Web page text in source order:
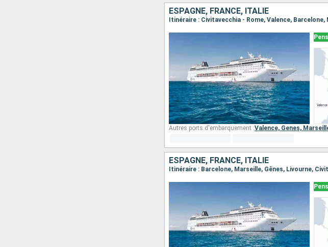
ESPAGNE, FRANCE, ITALIE
Itinéraire : Civitavecchia - Rome, Valence,
Autres ports d'embarquement :Valence, Genes,
ESPAGNE, FRANCE, ITALIE
Itinéraire : Barcelone, Marseille, Gênes, Livourne,